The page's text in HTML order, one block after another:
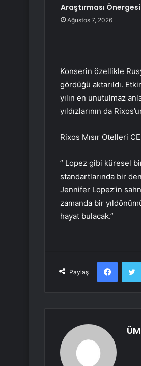
Araştırması
Ağustos 7, 2026
Konserin özellikle
gördüğü aktarıldı.
yılın en unutulmaz
yıldızlarının da
Rixos Mısır Otelleri
” Lopez gibi küresel bir
standartlarında bir
Jennifer Lopez’in
zamanda bir
hayat bulacak.”
Paylaş